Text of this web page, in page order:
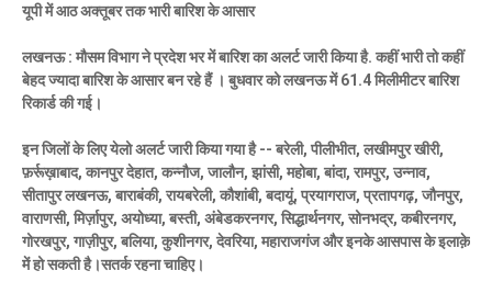
यूपी में आठ अक्तूबर तक भारी बारिश के आसार
लखनऊ : मौसम विभाग ने प्रदेश भर में बारिश का अलर्ट जारी किया है. कहीं भारी तो कहीं
बेहद ज्यादा बारिश के आसार बन रहे हैं । बुधवार को लखनऊ में 61.4 मिलीमीटर बारिश
रिकार्ड की गई।
इन जिलों के लिए येलो अलर्ट जारी किया गया है -- बरेली, पीलीभीत, लखीमपुर खीरी,
फ़र्रूख़ाबाद, कानपुर देहात, कन्नौज, जालौन, झांसी, महोबा, बांदा, रामपुर, उन्नाव,
सीतापुर लखनऊ, बाराबंकी, रायबरेली, कौशांबी, बदायूं, प्रयागराज, प्रतापगढ़, जौनपुर,
वाराणसी, मिर्ज़ापुर, अयोध्या, बस्ती, अंबेडकरनगर, सिद्धार्थनगर, सोनभद्र, कबीरनगर,
गोरखपुर, गाज़ीपुर, बलिया, कुशीनगर, देवरिया, महाराजगंज और इनके आसपास के इलाक़े
में हो सकती है।सतर्क रहना चाहिए।